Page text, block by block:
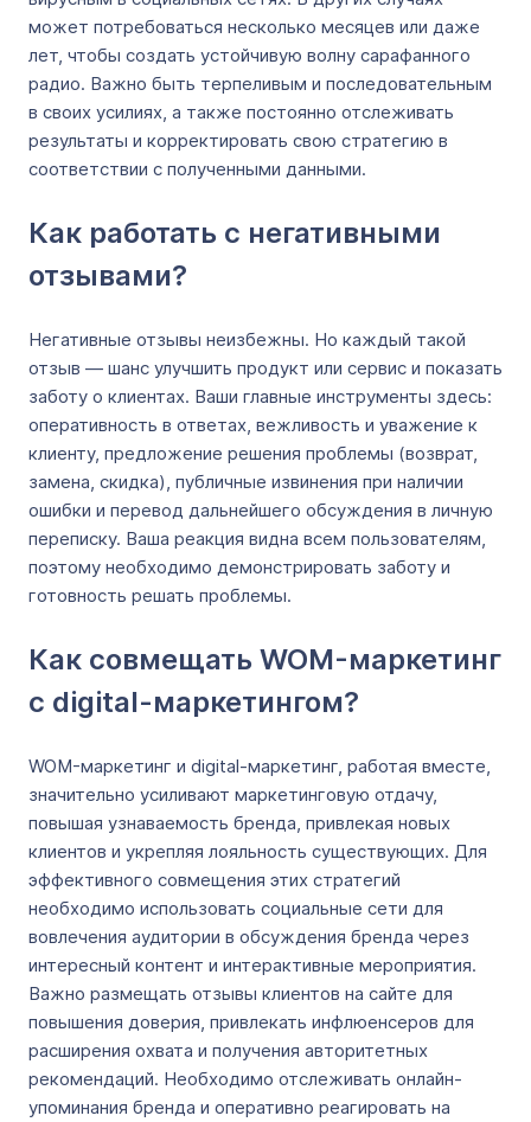
может потребоваться несколько месяцев или даже
лет, чтобы создать устойчивую волну сарафанного
радио. Важно быть терпеливым и последовательным
в своих усилиях, а также постоянно отслеживать
результаты и корректировать свою стратегию в
соответствии с полученными данными.
Как работать с негативными
отзывами?
Негативные отзывы неизбежны. Но каждый такой
отзыв — шанс улучшить продукт или сервис и показать
заботу о клиентах. Ваши главные инструменты здесь:
оперативность в ответах, вежливость и уважение к
клиенту, предложение решения проблемы (возврат,
замена, скидка), публичные извинения при наличии
ошибки и перевод дальнейшего обсуждения в личную
переписку. Ваша реакция видна всем пользователям,
поэтому необходимо демонстрировать заботу и
готовность решать проблемы.
Как совмещать WOM-маркетинг
с digital-маркетингом?
WOM-маркетинг и digital-маркетинг, работая вместе,
значительно усиливают маркетинговую отдачу,
повышая узнаваемость бренда, привлекая новых
клиентов и укрепляя лояльность существующих. Для
эффективного совмещения этих стратегий
необходимо использовать социальные сети для
вовлечения аудитории в обсуждения бренда через
интересный контент и интерактивные мероприятия.
Важно размещать отзывы клиентов на сайте для
повышения доверия, привлекать инфлюенсеров для
расширения охвата и получения авторитетных
рекомендаций. Необходимо отслеживать онлайн-
упоминания бренда и оперативно реагировать на